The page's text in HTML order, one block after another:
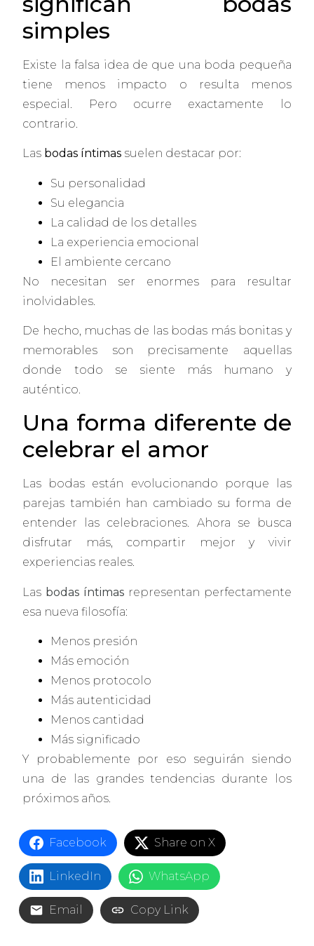
simples
Existe la falsa idea de que una boda pequeña
tiene menos impacto o resulta menos
especial. Pero ocurre exactamente lo
contrario.
Las bodas íntimas suelen destacar por:
Su personalidad
Su elegancia
La calidad de los detalles
La experiencia emocional
El ambiente cercano
No necesitan ser enormes para resultar
inolvidables.
De hecho, muchas de las bodas más bonitas y
memorables son precisamente aquellas
donde todo se siente más humano y
auténtico.
Una forma diferente de
celebrar el amor
Las bodas están evolucionando porque las
parejas también han cambiado su forma de
entender las celebraciones. Ahora se busca
disfrutar más, compartir mejor y vivir
experiencias reales.
Las bodas íntimas representan perfectamente
esa nueva filosofía:
Menos presión
Más emoción
Menos protocolo
Más autenticidad
Menos cantidad
Más significado
Y probablemente por eso seguirán siendo
una de las grandes tendencias durante los
próximos años.
Facebook Share on X
LinkedIn WhatsApp
Email Copy Link